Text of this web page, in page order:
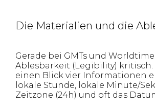
Die Materialien und die
Gerade bei GMTs und
Ablesbarkeit (Legibility) kritisch.
einen Blick vier Informationen
lokale Stunde, lokale Minute/
Zeitzone (24h) und oft das